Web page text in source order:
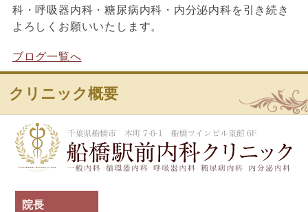
科・呼吸器内科・糖尿病内科・内分泌内科を引き続き
よろしくお願いいたします。
ブログ一覧へ
クリニック概要
院長